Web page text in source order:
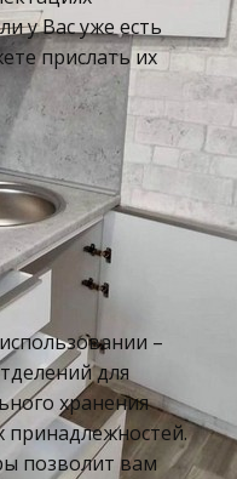
у Вас уже есть
прислать их
–
для
хранения
принадлежностей.
позволит вам